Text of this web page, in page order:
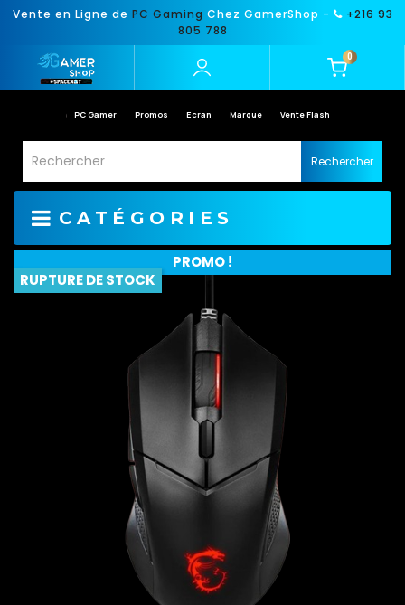
Vente en Ligne de PC Gaming Chez GamerShop -
+216 93
805 788
0
PC Gamer Promos Ecran Marque Vente Flash
Rechercher
CATÉGORIES
PROMO !
RUPTURE DE STOCK